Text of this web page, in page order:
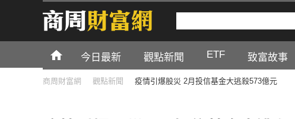
今日最新 觀點新聞 ETF 致富故事
商周財富網 觀點新聞 疫情引爆股災 2月投信基金大逃殺573億元